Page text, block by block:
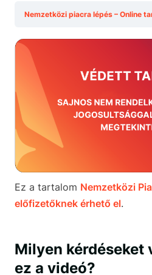
Nemzetközi piacra lépés – Online
Ez a tartalom Nemzetközi
előfizetőknek érhető el.
Milyen kérdéseket
ez a videó?